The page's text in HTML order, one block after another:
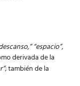
“espacio”,
derivada de la
; también de la